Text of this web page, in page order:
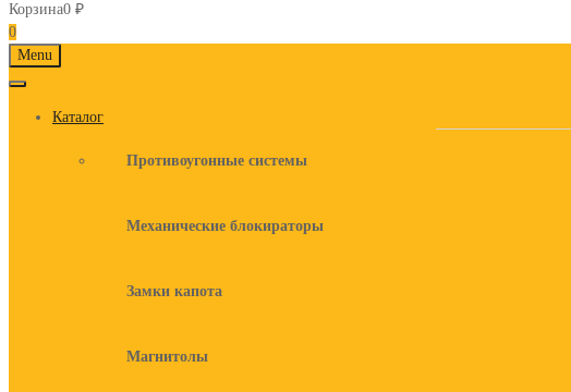
Корзина0 ₽
0
Skip
to
Menu
Каталог
Противоугонные системы
Механические блокираторы
Замки капота
Магнитолы